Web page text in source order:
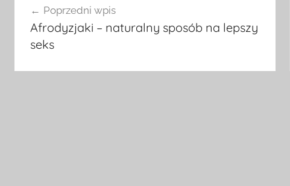
wpisuPoprzedni wpis
Afrodyzjaki – naturalny sposób na lepszy
seks